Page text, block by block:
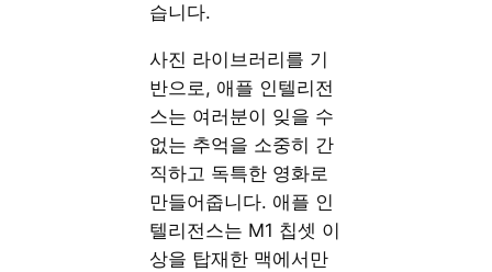
습니다.
사진 라이브러리를 기
반으로, 애플 인텔리전
스는 여러분이 잊을 수
없는 추억을 소중히 간
직하고 독특한 영화로
만들어줍니다. 애플 인
텔리전스는 M1 칩셋 이
상을 탑재한 맥에서만